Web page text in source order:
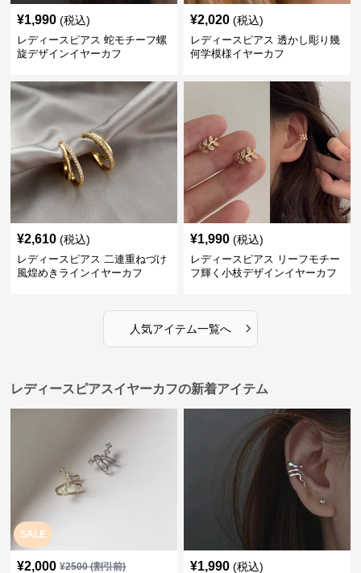
¥1,990 (税込)
レディースピアス 蛇モチーフ螺
旋デザインイヤーカフ
¥2,020 (税込)
レディースピアス 透かし彫り幾
何学模様イヤーカフ
¥2,610 (税込)
レディースピアス 二連重ねづけ
風煌めきラインイヤーカフ
¥1,990 (税込)
レディースピアス リーフモチー
フ輝く小枝デザインイヤーカフ
人気アイテム一覧へ ›
レディースピアスイヤーカフの新着アイテム
SALE
¥2,000 ¥2500(割引前) ¥1,990 (税込)